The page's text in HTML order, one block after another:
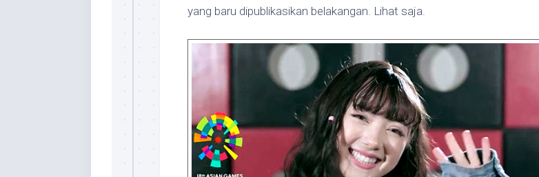
yang baru dipublikasikan belakangan. Lihat saja.